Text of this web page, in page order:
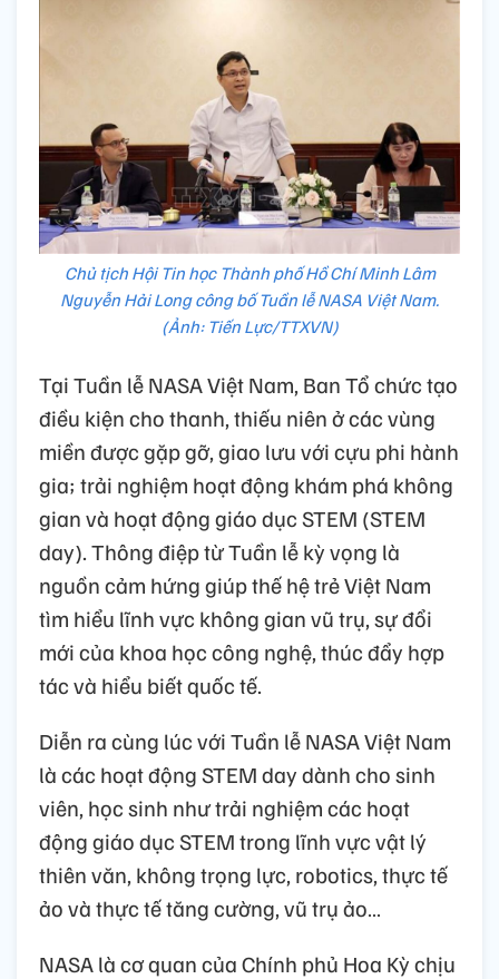
Chủ tịch Hội Tin học Thành phố Hồ Chí Minh Lâm
Nguyễn Hải Long công bố Tuần lễ NASA Việt Nam.
(Ảnh: Tiến Lực/TTXVN)
Tại Tuần lễ NASA Việt Nam, Ban Tổ chức tạo
điều kiện cho thanh, thiếu niên ở các vùng
miền được gặp gỡ, giao lưu với cựu phi hành
gia; trải nghiệm hoạt động khám phá không
gian và hoạt động giáo dục STEM (STEM
day). Thông điệp từ Tuần lễ kỳ vọng là
nguồn cảm hứng giúp thế hệ trẻ Việt Nam
tìm hiểu lĩnh vực không gian vũ trụ, sự đổi
mới của khoa học công nghệ, thúc đẩy hợp
tác và hiểu biết quốc tế.
Diễn ra cùng lúc với Tuần lễ NASA Việt Nam
là các hoạt động STEM day dành cho sinh
viên, học sinh như trải nghiệm các hoạt
động giáo dục STEM trong lĩnh vực vật lý
thiên văn, không trọng lực, robotics, thực tế
ảo và thực tế tăng cường, vũ trụ ảo…
NASA là cơ quan của Chính phủ Hoa Kỳ chịu